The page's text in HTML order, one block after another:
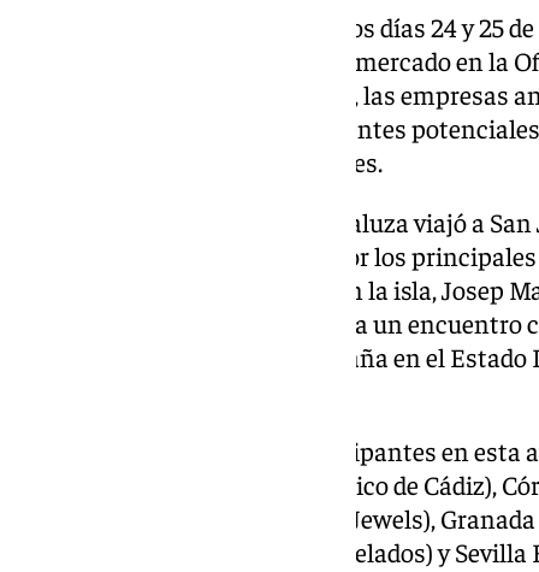
La agenda comenzó en Miami los días 24 y 25
presentación sobre el clima del mercado en la
España. Durante estos dos días, las empresas
encuentros de negocios con clientes
de las empresas estadounidenses.
Por otro lado, la delegación andaluza viajó a
27 de febrero. Allí fue recibida por los
y el cónsul general de España en la isla, Josep
comunidad también asistieron a un encuentro
Económica y Comercial de España en el
Las empresas andaluzas participantes en esta
(Consejo Empresarial Aeronáutico de Cádiz),
Laboratorios Econatur y Dayla Jewels),
Récord y Apolo Mariscos y Congelados) y